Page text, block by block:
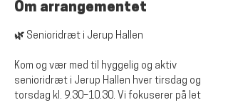
Om arrangementet
🌿 Senioridræt i Jerup Hallen
Kom og vær med til hyggelig og aktiv
senioridræt i Jerup Hallen hver tirsdag og
torsdag kl. 9.30–10.30. Vi fokuserer på let